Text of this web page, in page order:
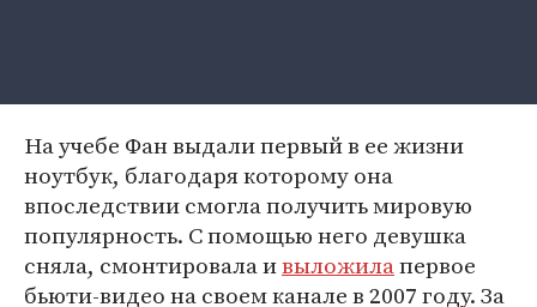
На учебе Фан выдали первый в ее жизни
ноутбук, благодаря которому она
впоследствии смогла получить мировую
популярность. С помощью него девушка
сняла, смонтировала ивыложилапервое
бьюти-видео на своем канале в 2007 году. За